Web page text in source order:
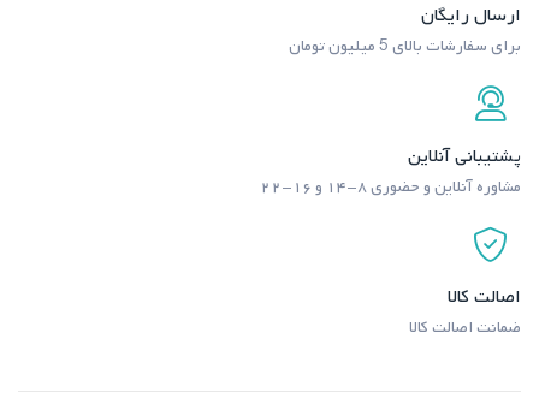
ارسال رایگان
برای سفارشات بالای 5 میلیون تومان
پشتیبانی آنلاین
مشاوره آنلاین و حضوری ۸-۱۴ و ۱۶-۲۲
اصالت کالا
ضمانت اصالت کالا